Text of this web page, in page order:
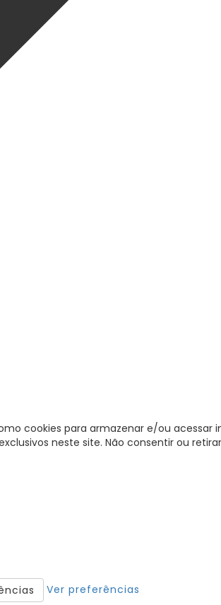
cookies para armazenar e/ou
neste site. Não consentir ou
Ver preferências